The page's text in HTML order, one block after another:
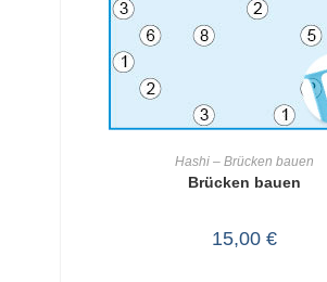
Hashi – Brücken bauen
Brücken bauen
15,00 €